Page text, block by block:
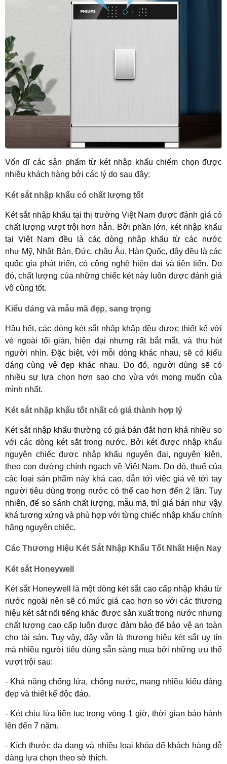
Vốn dĩ các sản phẩm từ két nhập khẩu chiếm chọn được
nhiều khách hàng bởi các lý do sau đây:
Két sắt nhập khẩu có chất lượng tốt
Két sắt nhập khẩu tại thị trường Việt Nam được đánh giá có
chất lượng vượt trội hơn hẳn. Bởi phần lớn, két nhập khẩu
tại Việt Nam đều là các dòng nhập khẩu từ các nước
như Mỹ, Nhật Bản, Đức, châu Âu, Hàn Quốc, đây đều là các
quốc gia phát triển, có công nghệ hiện đại và tiên tiến. Do
đó, chất lượng của những chiếc két này luôn được đánh giá
vô cùng tốt.
Kiểu dáng và mẫu mã đẹp, sang trọng
Hầu hết, các dòng két sắt nhập khập đều được thiết kế với
vẻ ngoài tối giản, hiện đại nhưng rất bắt mắt, và thu hút
người nhìn. Đặc biệt, với mỗi dòng khác nhau, sẽ có kiểu
dáng cùng vẻ đẹp khác nhau. Do đó, người dùng sẽ có
nhiều sự lựa chọn hơn sao cho vừa với mong muốn của
mình nhất.
Két sắt nhập khẩu tốt nhất có giá thành hợp lý
Két sắt nhập khẩu thường có giá bán đắt hơn khá nhiều so
với các dòng két sắt trong nước. Bởi két được nhập khẩu
nguyên chiếc được nhập khẩu nguyên đai, nguyên kiện,
theo con đường chính ngạch về Việt Nam. Do đó, thuế của
các loại sản phẩm này khá cao, dẫn tới việc giá về tới tay
người tiêu dùng trong nước có thể cao hơn đến 2 lần. Tuy
nhiên, để so sánh chất lượng, mẫu mã, thì giá bán như vậy
khá tương xứng và phù hợp với từng chiếc nhập khẩu chính
hãng nguyên chiếc.
Các Thương Hiệu Két Sắt Nhập Khẩu Tốt Nhất Hiện Nay
Két sắt Honeywell
Két sắt Honeywell là một dòng két sắt cao cấp nhập khẩu từ
nước ngoài nên sẽ có mức giá cao hơn so với các thương
hiệu két sắt nổi tiếng khác được sản xuất trong nước nhưng
chất lượng cao cấp luôn được đảm bảo để bảo vệ an toàn
cho tài sản. Tuy vậy, đây vẫn là thương hiệu két sắt uy tín
mà nhiều người tiêu dùng sẵn sàng mua bởi những ưu thế
vượt trội sau:
- Khả năng chống lửa, chống nước, mang nhiều kiểu dáng
đẹp và thiết kế độc đáo.
- Két chịu lửa liên tục trong vòng 1 giờ, thời gian bảo hành
lên đến 7 năm.
- Kích thước đa dạng và nhiều loại khóa để khách hàng dễ
dàng lựa chọn theo sở thích.